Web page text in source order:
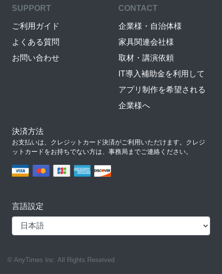
SUPPORT
ご利用ガイド
よくある質問
お問い合わせ
CONTACT
企業様・自治体様
家具関連会社様
取材・講演依頼
IT導入補助金を利用して
アプリ制作を希望される
企業様へ
決済方法
お支払いは、クレジットカード決済がご利用いただけます。クレジ
ットカードをお持ちでない方は、事務局までご連絡ください。
言語設定
© AnyTimes Inc. All Rights Reserved